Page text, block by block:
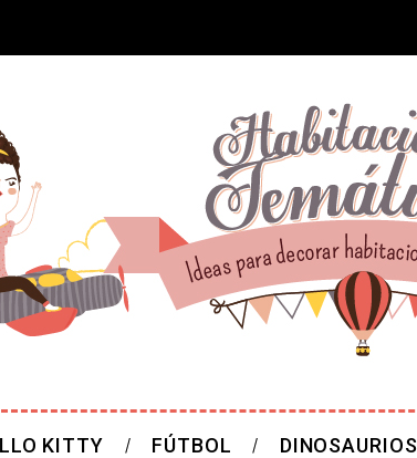
KITTY FÚTBOL DINOSAURIOS